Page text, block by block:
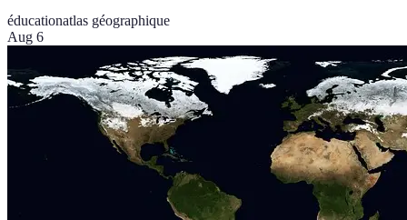
éducationatlas géographique
Aug 6